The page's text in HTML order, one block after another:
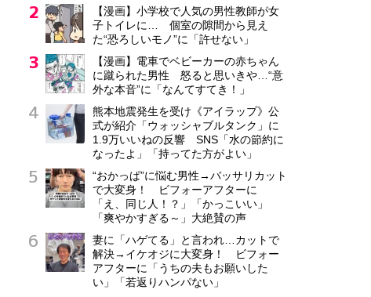
【漫画】小学校で人気の男性教師が女
子トイレに… 個室の隙間から見え
た“恐ろしいモノ”に「許せない」
【漫画】電車でベビーカーの赤ちゃん
に蹴られた男性 怒ると思いきや…“意
外な本音”に「なんてすてき！」
熊本地震発生を受け《アイラップ》公
式が紹介「ウォッシャブルタンク」に
1.9万いいねの反響 SNS「水の節約に
なったよ」「持ってた方がよい」
“おかっぱ”に悩む男性→バッサリカット
で大変身！ ビフォーアフターに
「え、同じ人！？」「かっこいい」
「爽やかすぎる～」大絶賛の声
妻に「ハゲてる」と言われ…カットで
解決→イケオジに大変身！ ビフォー
アフターに「うちの夫もお願いした
い」「若返りハンパない」